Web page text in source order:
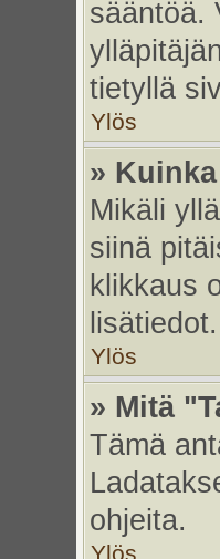
sääntöä.
tietyllä
Ylös
»
Mikäli
siinä
klikkaus
lisätiedot.
Ylös
» Mitä
Tämä
ohjeita.
Ylös